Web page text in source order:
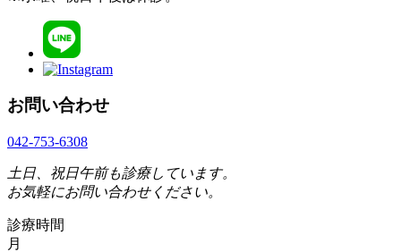
お問い合わせ
042-753-6308
土日、祝日午前も診療しています。
お気軽にお問い合わせください。
診療時間
月